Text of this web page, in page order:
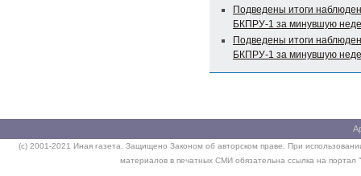
Подведены итоги
БКПРУ-1 за минувшую
Подведены итоги
БКПРУ-1 за минувшую
(c) 2001-2021 Иная газета. Защищено Законом об авторском праве. При
материалов в печатных СМИ обязательна ссылка на